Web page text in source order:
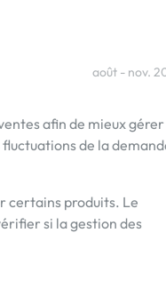
août - nov.
afin de mieux gérer
de la
certains produits. Le
si la gestion des